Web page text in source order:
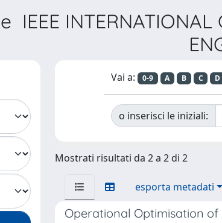
IEEE INTERNATIONAL
Vai a: 0-9 A B C D
o inserisci le iniziali:
Mostrati risultati da 2 a 2 di 2
esporta metadati
Operational Optimisation